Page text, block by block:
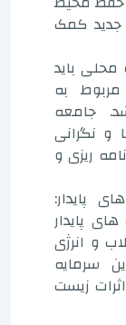
جدید کمک
باید
به
جامعه
و نگرانی
ریزی و
پایدار:
پایدار
و انرژی
سرمایه
زیست